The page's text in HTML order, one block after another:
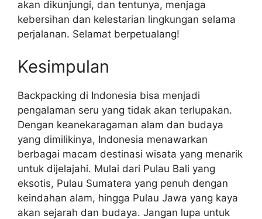
akan dikunjungi, dan tentunya, menjaga
kebersihan dan kelestarian lingkungan selama
perjalanan. Selamat berpetualang!
Kesimpulan
Backpacking di Indonesia bisa menjadi
pengalaman seru yang tidak akan terlupakan.
Dengan keanekaragaman alam dan budaya
yang dimilikinya, Indonesia menawarkan
berbagai macam destinasi wisata yang menarik
untuk dijelajahi. Mulai dari Pulau Bali yang
eksotis, Pulau Sumatera yang penuh dengan
keindahan alam, hingga Pulau Jawa yang kaya
akan sejarah dan budaya. Jangan lupa untuk